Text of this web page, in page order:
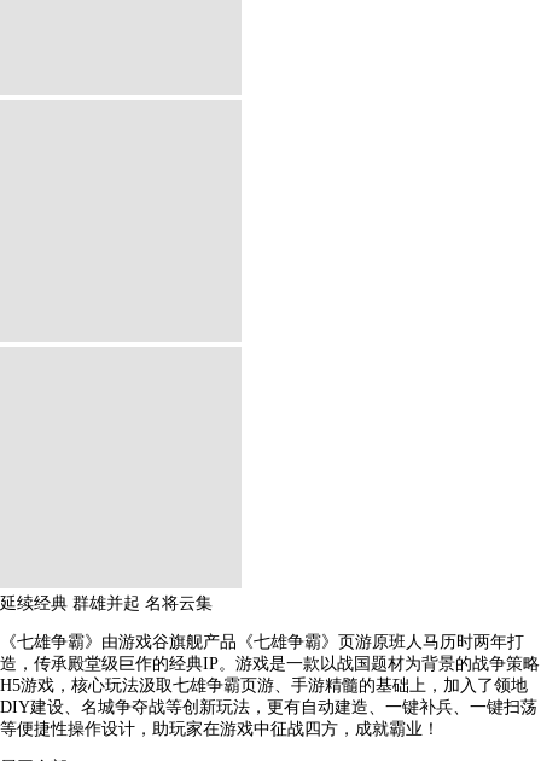
延续经典 群雄并起 名将云集
《七雄争霸》由游戏谷旗舰产品《七雄争霸》页游原班人马历时两年打
造，传承殿堂级巨作的经典IP。游戏是一款以战国题材为背景的战争策略
H5游戏，核心玩法汲取七雄争霸页游、手游精髓的基础上，加入了领地
DIY建设、名城争夺战等创新玩法，更有自动建造、一键补兵、一键扫荡
等便捷性操作设计，助玩家在游戏中征战四方，成就霸业！